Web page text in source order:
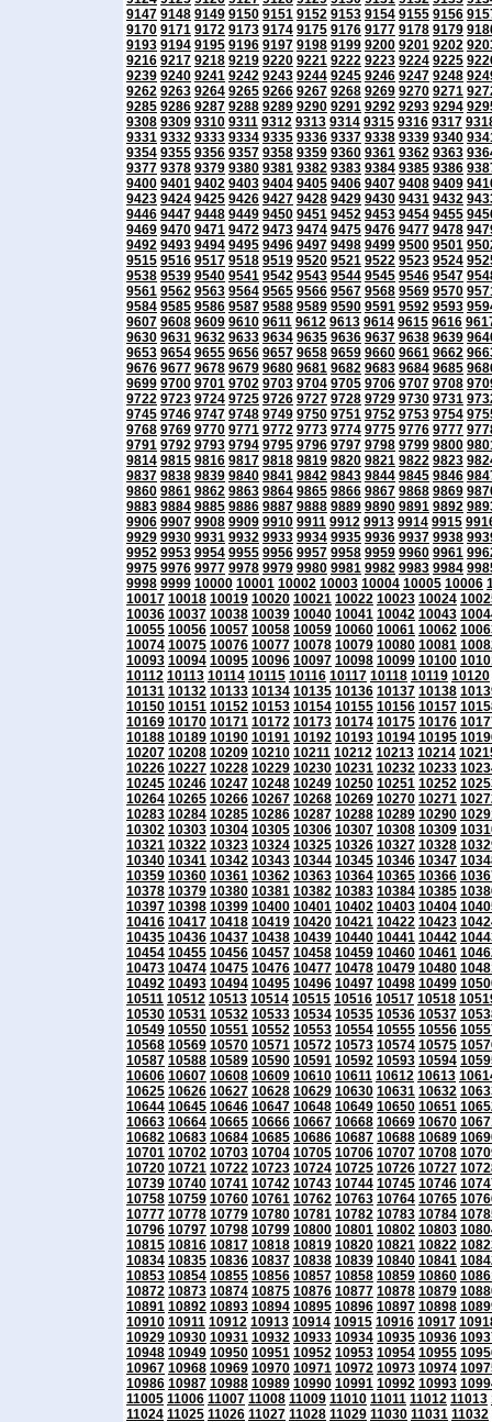
9147 9148 9149 9150 9151 9152 9153 9154 9155 9156
9170 9171 9172 9173 9174 9175 9176 9177 9178 9179
9193 9194 9195 9196 9197 9198 9199 9200 9201 9202
9216 9217 9218 9219 9220 9221 9222 9223 9224 9225
9239 9240 9241 9242 9243 9244 9245 9246 9247 9248
9262 9263 9264 9265 9266 9267 9268 9269 9270 9271
9285 9286 9287 9288 9289 9290 9291 9292 9293 9294
9308 9309 9310 9311 9312 9313 9314 9315 9316 9317
9331 9332 9333 9334 9335 9336 9337 9338 9339 9340
9354 9355 9356 9357 9358 9359 9360 9361 9362 9363
9377 9378 9379 9380 9381 9382 9383 9384 9385 9386
9400 9401 9402 9403 9404 9405 9406 9407 9408 9409
9423 9424 9425 9426 9427 9428 9429 9430 9431 9432
9446 9447 9448 9449 9450 9451 9452 9453 9454 9455
9469 9470 9471 9472 9473 9474 9475 9476 9477 9478
9492 9493 9494 9495 9496 9497 9498 9499 9500 9501
9515 9516 9517 9518 9519 9520 9521 9522 9523 9524
9538 9539 9540 9541 9542 9543 9544 9545 9546 9547
9561 9562 9563 9564 9565 9566 9567 9568 9569 9570
9584 9585 9586 9587 9588 9589 9590 9591 9592 9593
9607 9608 9609 9610 9611 9612 9613 9614 9615 9616
9630 9631 9632 9633 9634 9635 9636 9637 9638 9639
9653 9654 9655 9656 9657 9658 9659 9660 9661 9662
9676 9677 9678 9679 9680 9681 9682 9683 9684 9685
9699 9700 9701 9702 9703 9704 9705 9706 9707 9708
9722 9723 9724 9725 9726 9727 9728 9729 9730 9731
9745 9746 9747 9748 9749 9750 9751 9752 9753 9754
9768 9769 9770 9771 9772 9773 9774 9775 9776 9777
9791 9792 9793 9794 9795 9796 9797 9798 9799 9800
9814 9815 9816 9817 9818 9819 9820 9821 9822 9823
9837 9838 9839 9840 9841 9842 9843 9844 9845 9846
9860 9861 9862 9863 9864 9865 9866 9867 9868 9869
9883 9884 9885 9886 9887 9888 9889 9890 9891 9892
9906 9907 9908 9909 9910 9911 9912 9913 9914 9915
9929 9930 9931 9932 9933 9934 9935 9936 9937 9938
9952 9953 9954 9955 9956 9957 9958 9959 9960 9961
9975 9976 9977 9978 9979 9980 9981 9982 9983 9984
9998 9999 10000 10001 10002 10003 10004 10005 10006
10017 10018 10019 10020 10021 10022 10023 10024
10036 10037 10038 10039 10040 10041 10042 10043
10055 10056 10057 10058 10059 10060 10061 10062
10074 10075 10076 10077 10078 10079 10080 10081
10093 10094 10095 10096 10097 10098 10099 10100
10112 10113 10114 10115 10116 10117 10118 10119 10120
10131 10132 10133 10134 10135 10136 10137 10138
10150 10151 10152 10153 10154 10155 10156 10157
10169 10170 10171 10172 10173 10174 10175 10176
10188 10189 10190 10191 10192 10193 10194 10195
10207 10208 10209 10210 10211 10212 10213 10214
10226 10227 10228 10229 10230 10231 10232 10233
10245 10246 10247 10248 10249 10250 10251 10252
10264 10265 10266 10267 10268 10269 10270 10271
10283 10284 10285 10286 10287 10288 10289 10290
10302 10303 10304 10305 10306 10307 10308 10309
10321 10322 10323 10324 10325 10326 10327 10328
10340 10341 10342 10343 10344 10345 10346 10347
10359 10360 10361 10362 10363 10364 10365 10366
10378 10379 10380 10381 10382 10383 10384 10385
10397 10398 10399 10400 10401 10402 10403 10404
10416 10417 10418 10419 10420 10421 10422 10423
10435 10436 10437 10438 10439 10440 10441 10442
10454 10455 10456 10457 10458 10459 10460 10461
10473 10474 10475 10476 10477 10478 10479 10480
10492 10493 10494 10495 10496 10497 10498 10499
10511 10512 10513 10514 10515 10516 10517 10518
10530 10531 10532 10533 10534 10535 10536 10537
10549 10550 10551 10552 10553 10554 10555 10556
10568 10569 10570 10571 10572 10573 10574 10575
10587 10588 10589 10590 10591 10592 10593 10594
10606 10607 10608 10609 10610 10611 10612 10613
10625 10626 10627 10628 10629 10630 10631 10632
10644 10645 10646 10647 10648 10649 10650 10651
10663 10664 10665 10666 10667 10668 10669 10670
10682 10683 10684 10685 10686 10687 10688 10689
10701 10702 10703 10704 10705 10706 10707 10708
10720 10721 10722 10723 10724 10725 10726 10727
10739 10740 10741 10742 10743 10744 10745 10746
10758 10759 10760 10761 10762 10763 10764 10765
10777 10778 10779 10780 10781 10782 10783 10784
10796 10797 10798 10799 10800 10801 10802 10803
10815 10816 10817 10818 10819 10820 10821 10822
10834 10835 10836 10837 10838 10839 10840 10841
10853 10854 10855 10856 10857 10858 10859 10860
10872 10873 10874 10875 10876 10877 10878 10879
10891 10892 10893 10894 10895 10896 10897 10898
10910 10911 10912 10913 10914 10915 10916 10917
10929 10930 10931 10932 10933 10934 10935 10936
10948 10949 10950 10951 10952 10953 10954 10955
10967 10968 10969 10970 10971 10972 10973 10974
10986 10987 10988 10989 10990 10991 10992 10993
11005 11006 11007 11008 11009 11010 11011 11012 11013
11024 11025 11026 11027 11028 11029 11030 11031 11032